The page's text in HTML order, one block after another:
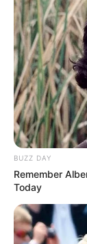
BUZZ DAY
Remember
Today